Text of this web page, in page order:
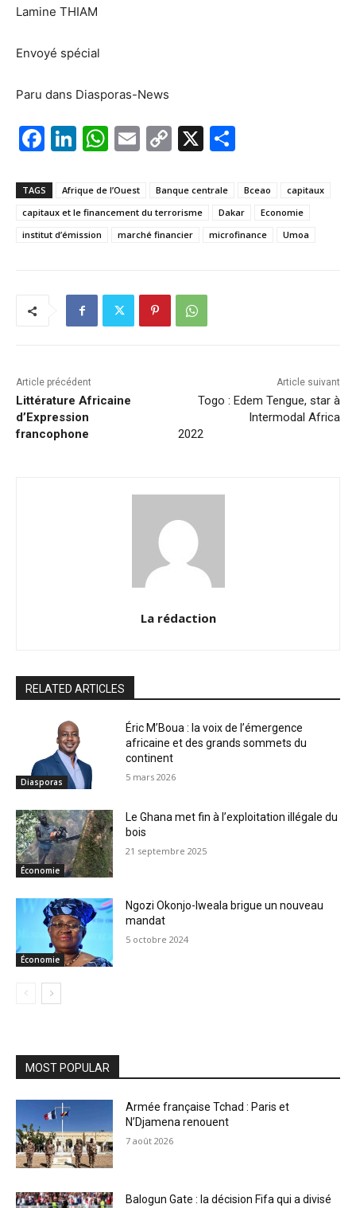
Lamine THIAM
Envoyé spécial
Paru dans Diasporas-News
F
c
e
b
Li
k
e
dI
W
at
s
A
p
E
ai
l
C
p
y
Li
k
X
ta
g
er
TAGS Afrique de l’Ouest Banque centrale Bceao
capitaux
capitaux et le financement du terrorisme
Dakar
Economie
institut d’émission
marché financier microfinance Umoa
Article précédent
Littérature Africaine
d’Expression
francophone
Article suivant
Togo : Edem Tengue, star à
Intermodal Africa
2022
La rédaction
RELATED ARTICLES
Diasporas
Éric M’Boua : la voix de l’émergence
africaine et des grands sommets du
continent
5 mars 2026
Économie
Le Ghana met fin à l’exploitation illégale du
bois
21 septembre 2025
Économie
Ngozi Okonjo-Iweala brigue un nouveau
mandat
5 octobre 2024
MOST POPULAR
Armée française Tchad : Paris et
N’Djamena renouent
7 août 2026
Balogun Gate : la décision Fifa qui a divisé